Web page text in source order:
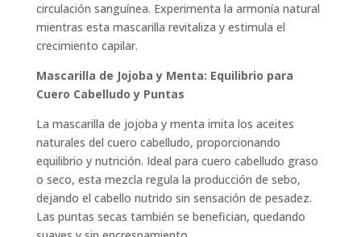
circulación sanguínea. Experimenta la armonía natural
mientras esta mascarilla revitaliza y estimula el
crecimiento capilar.
Mascarilla de Jojoba y Menta: Equilibrio para
Cuero Cabelludo y Puntas
La mascarilla de jojoba y menta imita los aceites
naturales del cuero cabelludo, proporcionando
equilibrio y nutrición. Ideal para cuero cabelludo graso
o seco, esta mezcla regula la producción de sebo,
dejando el cabello nutrido sin sensación de pesadez.
Las puntas secas también se benefician, quedando